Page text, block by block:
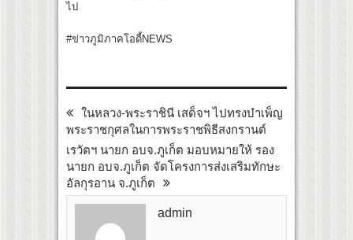
ไป
#ข่าวภูมิภาคโอดี้NEWS
ในหลวง-พระราชินี เสด็จฯ ไปทรงบำเพ็ญ
พระราชกุศลในการพระราชพิธีสงกรานต์
เรวัตฯ นายก อบจ.ภูเก็ต มอบหมายให้ รอง
นายก อบจ.ภูเก็ต จัดโครงการส่งเสริมทักษะ
อัลกุรอาน จ.ภูเก็ต
admin